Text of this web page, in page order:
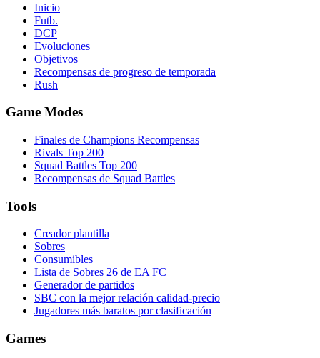
Inicio
Futb.
DCP
Evoluciones
Objetivos
Recompensas de progreso de temporada
Rush
Game Modes
Finales de Champions Recompensas
Rivals Top 200
Squad Battles Top 200
Recompensas de Squad Battles
Tools
Creador plantilla
Sobres
Consumibles
Lista de Sobres 26 de EA FC
Generador de partidos
SBC con la mejor relación calidad-precio
Jugadores más baratos por clasificación
Games